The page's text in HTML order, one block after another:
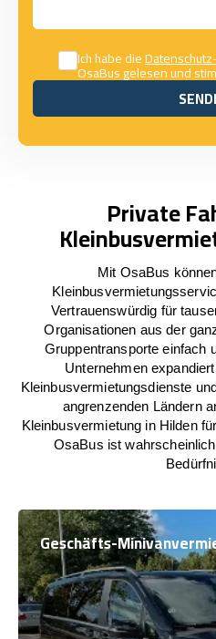
Ich habe die
OsaBus gelesen und
Private
Mit OsaBus
Vertrauenswürdig für
Organisationen aus der
Gruppentransporte einfach
Unternehmen
Kleinbusvermietungsdienste
angrenzenden Ländern
Kleinbusvermietung in Hilden
OsaBus ist
Geschäfts-